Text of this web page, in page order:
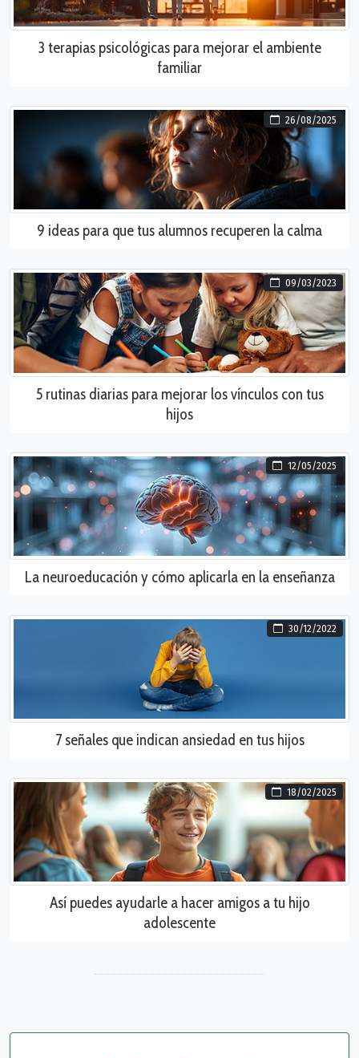
3 terapias psicológicas para mejorar el ambiente
familiar
26/08/2025
9 ideas para que tus alumnos recuperen la calma
09/03/2023
5 rutinas diarias para mejorar los vínculos con tus
hijos
12/05/2025
La neuroeducación y cómo aplicarla en la enseñanza
30/12/2022
7 señales que indican ansiedad en tus hijos
18/02/2025
Así puedes ayudarle a hacer amigos a tu hijo
adolescente